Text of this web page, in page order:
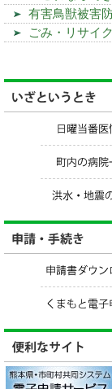
有害鳥獣被害
ごみ・リサイ